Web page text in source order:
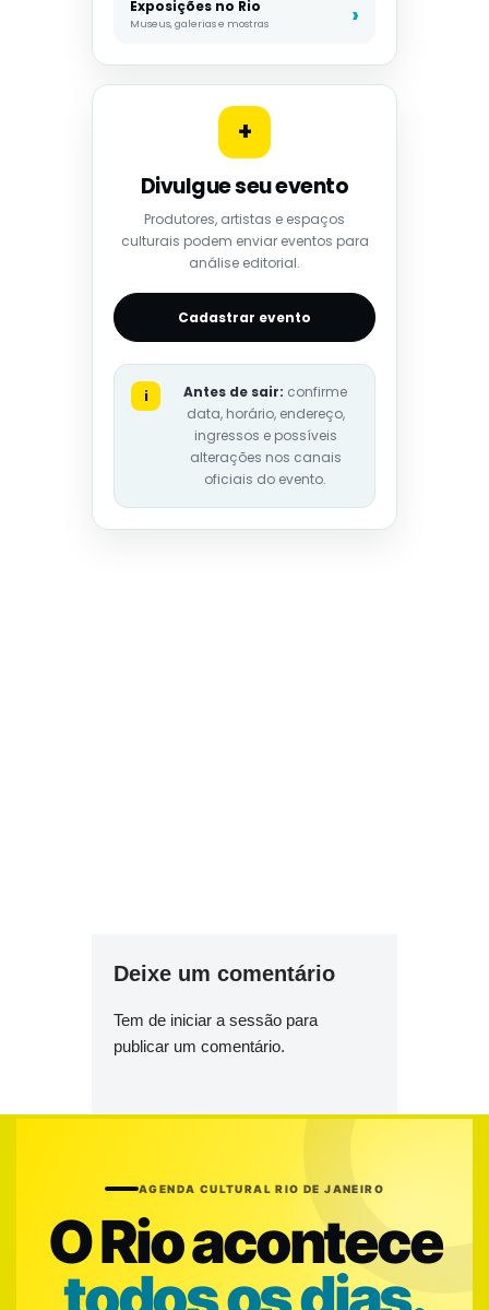
Exposições no Rio
Museus, galerias e mostras
+
Divulgue seu evento
Produtores, artistas e espaços
culturais podem enviar eventos para
análise editorial.
Cadastrar evento
i Antes de sair: confirme
data, horário, endereço,
ingressos e possíveis
alterações nos canais
oficiais do evento.
Deixe um comentário
Tem de iniciar a sessão para
publicar um comentário.
AGENDA CULTURAL RIO DE JANEIRO
O Rio acontece